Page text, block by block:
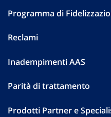
Programma di
Reclami
Inadempimenti AAS
Parità di trattamento
Prodotti Partner e